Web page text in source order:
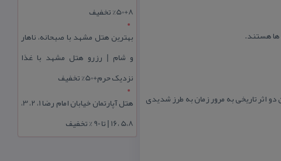
ها هستند.
اثر تاریخی به مرور زمان به طرز شدیدی
8+50% تخفیف
بهترین هتل مشهد با صبحانه، ناهار
و شام | رزرو هتل مشهد با غذا
نزدیک حرم+50% تخفیف
هتل آپارتمان خیابان امام رضا 1، 2، 3،
5،8 ،16 | تا 90 % تخفیف